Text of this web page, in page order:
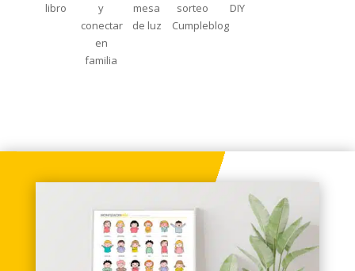
libro
y
conectar
en
familia
mesa
de luz
sorteo
Cumpleblog
DIY